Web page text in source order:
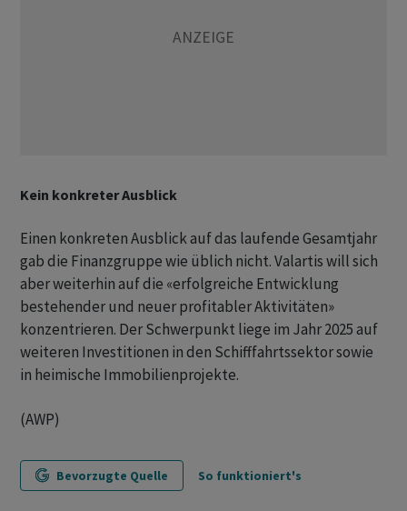
Kein konkreter Ausblick
Einen konkreten Ausblick auf das laufende Gesamtjahr
gab die Finanzgruppe wie üblich nicht. Valartis will sich
aber weiterhin auf die «erfolgreiche Entwicklung
bestehender und neuer profitabler Aktivitäten»
konzentrieren. Der Schwerpunkt liege im Jahr 2025 auf
weiteren Investitionen in den Schifffahrtssektor sowie
in heimische Immobilienprojekte.
(AWP)
Bevorzugte Quelle So funktioniert's